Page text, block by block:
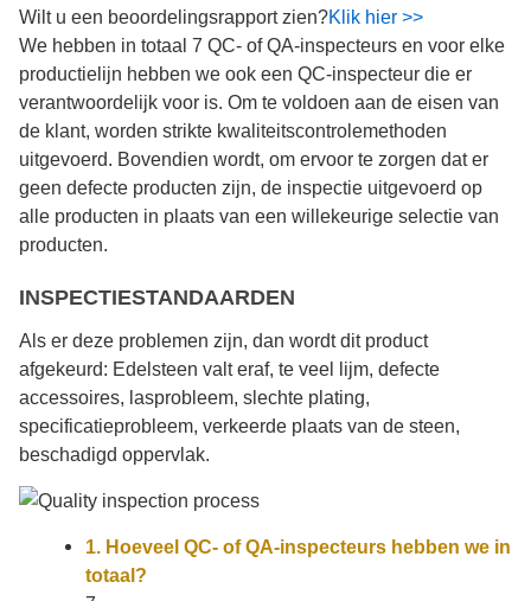
Wilt u een beoordelingsrapport zien?Klik hier >>
We hebben in totaal 7 QC- of QA-inspecteurs en voor elke
productielijn hebben we ook een QC-inspecteur die er
verantwoordelijk voor is. Om te voldoen aan de eisen van
de klant, worden strikte kwaliteitscontrolemethoden
uitgevoerd. Bovendien wordt, om ervoor te zorgen dat er
geen defecte producten zijn, de inspectie uitgevoerd op
alle producten in plaats van een willekeurige selectie van
producten.
INSPECTIESTANDAARDEN
Als er deze problemen zijn, dan wordt dit product
afgekeurd: Edelsteen valt eraf, te veel lijm, defecte
accessoires, lasprobleem, slechte plating,
specificatieprobleem, verkeerde plaats van de steen,
beschadigd oppervlak.
1. Hoeveel QC- of QA-inspecteurs hebben we in
totaal?